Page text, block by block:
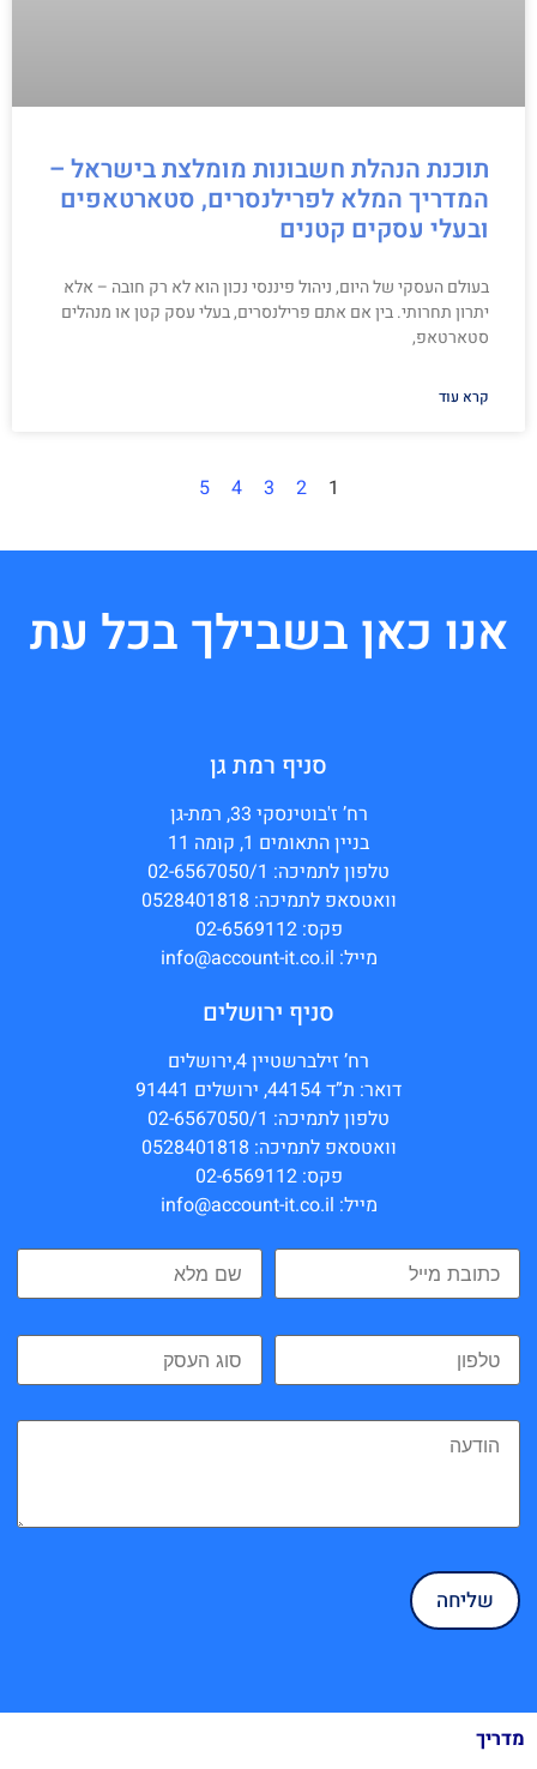
תוכנת הנהלת חשבונות מומלצת בישראל –
המדריך המלא לפרילנסרים, סטארטאפים
ובעלי עסקים קטנים
בעולם העסקי של היום, ניהול פיננסי נכון הוא לא רק חובה – אלא
יתרון תחרותי. בין אם אתם פרילנסרים, בעלי עסק קטן או מנהלים
סטארטאפ,
קרא עוד
1
2
3
4
5
אנו כאן בשבילך בכל עת
סניף רמת גן
רח’ ז'בוטינסקי 33, רמת-גן
בניין התאומים 1, קומה 11
טלפון לתמיכה: 02-6567050/1
וואטסאפ לתמיכה: 0528401818
פקס: 02-6569112
מייל: info@account-it.co.il
סניף ירושלים
רח’ זילברשטיין 4,ירושלים
דואר: ת”ד 44154, ירושלים 91441
טלפון לתמיכה: 02-6567050/1
וואטסאפ לתמיכה: 0528401818
פקס: 02-6569112
מייל: info@account-it.co.il
מדריך